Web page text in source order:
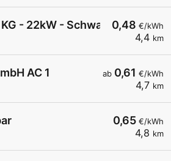
0,48 €/kWh
4,4 km
KG - 22kW - Schwarzenau -
ab 0,61 €/kWh
4,7 km
AC 1
0,65 €/kWh
4,8 km